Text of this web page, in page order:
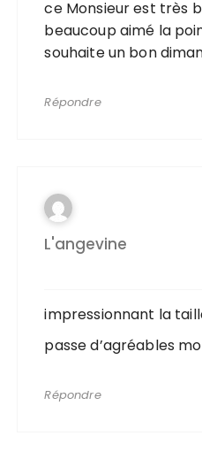
ce Monsieur est très
beaucoup aimé la
souhaite un bon
Répondre
L'angevine
impressionnant la
passe d’agréables
Répondre